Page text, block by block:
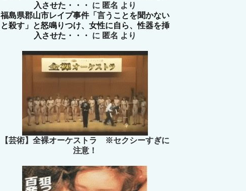
入させた・・・
に 匿名 より
福島県郡山市レイプ事件「言うことを聞かない
と殺す」と怒鳴りつけ、女性に自ら、性器を挿
入させた・・・
に 匿名 より
【芸術】全裸オーケストラ ※セクシーすぎに
注意！